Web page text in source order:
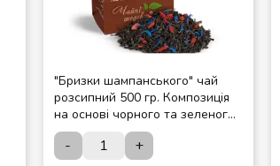
"Бризки шампанського" чай
розсипний 500 гр. Композиція
на основі чорного та зеленого
чаю ТМ Чайні шедеври
- +